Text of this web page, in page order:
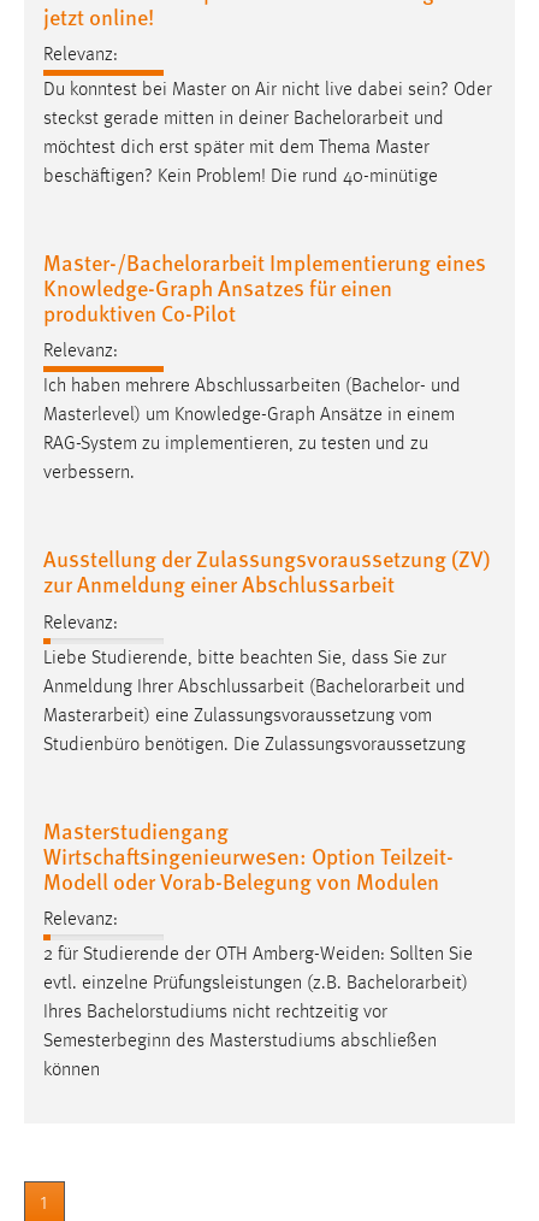
jetzt online!
Relevanz:
Du konntest bei Master on Air nicht live dabei sein? Oder
steckst gerade mitten in deiner Bachelorarbeit und
möchtest dich erst später mit dem Thema Master
beschäftigen? Kein Problem! Die rund 40-minütige
Master-/Bachelorarbeit Implementierung eines
Knowledge-Graph Ansatzes für einen
produktiven Co-Pilot
Relevanz:
Ich haben mehrere Abschlussarbeiten (Bachelor- und
Masterlevel) um Knowledge-Graph Ansätze in einem
RAG-System zu implementieren, zu testen und zu
verbessern.
Ausstellung der Zulassungsvoraussetzung (ZV)
zur Anmeldung einer Abschlussarbeit
Relevanz:
Liebe Studierende, bitte beachten Sie, dass Sie zur
Anmeldung Ihrer Abschlussarbeit (Bachelorarbeit und
Masterarbeit) eine Zulassungsvoraussetzung vom
Studienbüro benötigen. Die Zulassungsvoraussetzung
Masterstudiengang
Wirtschaftsingenieurwesen: Option Teilzeit-
Modell oder Vorab-Belegung von Modulen
Relevanz:
2 für Studierende der OTH Amberg-Weiden: Sollten Sie
evtl. einzelne Prüfungsleistungen (z.B. Bachelorarbeit)
Ihres Bachelorstudiums nicht rechtzeitig vor
Semesterbeginn des Masterstudiums abschließen
können
1
Zweck:
einloggen zu können.
Cookie Laufzeit:
24 Stunden
Statistik Cookies erfassen Informationen anonym.
Diese Informationen helfen uns zu verstehen, wie
Matomo
Name:
_pk_ref, _pk_cvar, _pk_id, _pk_ses
Cookie Laufzeit:
MARKETING
Marketing Cookies werden von Drittanbietern
hinweg verfolgen.
Google Ads
_gcl_au
Anbieter:
Google Ireland Limited
Zweck: